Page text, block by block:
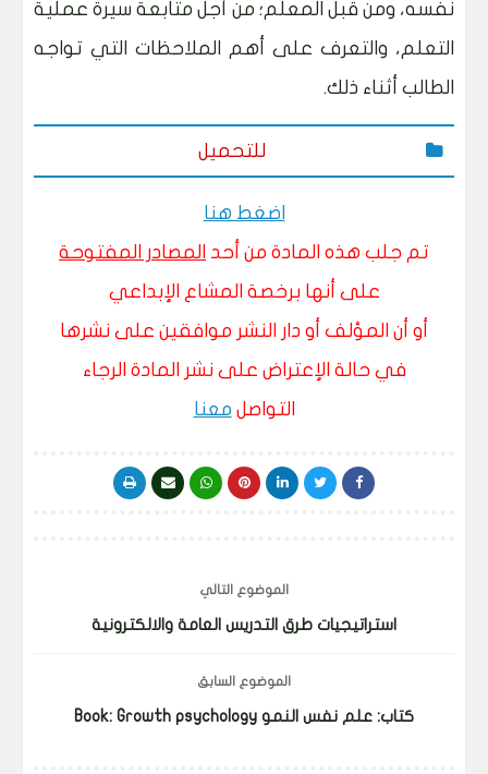
نفسه، ومن قبل المعلم؛ من أجل متابعة سيرة عملية
التعلم، والتعرف على أهم الملاحظات التي تواجه
الطالب أثناء ذلك.
للتحميل
اضغط هنا
تم جلب هذه المادة من أحد المصادر المفتوحة
على أنها برخصة المشاع الإبداعي
أو أن المؤلف أو دار النشر موافقين على نشرها
في حالة الإعتراض على نشر المادة الرجاء
التواصل معنا
الموضوع التالي
استراتيجيات طرق التدريس العامة والالكترونية
الموضوع السابق
كتاب: علم نفس النمو Book: Growth psychology